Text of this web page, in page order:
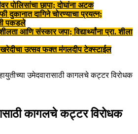
पोलिसांचा छापा; दोघांना अटक
दुकानात दागिने चोरण्याचा प्रयत्न;
पकडले
आणि संस्कार जपा; विद्यार्थ्यांना प्रा. शीला
उत्सव फक्त मंगलदीप टेक्स्टाईल
उमेदवारासाठी कागलचे कट्टर विरोधक
कागलचे कट्टर विरोधक